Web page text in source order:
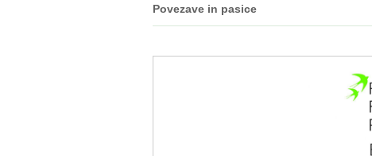
Povezave in pasice